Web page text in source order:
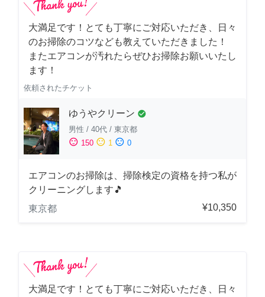
大満足です！とても丁寧にご対応いただき、日々
のお掃除のコツなども教えていただきました！
またエアコンが汚れたらぜひお掃除お願いいたし
ます！
依頼されたチケット
ゆうやクリーン check_circle
男性 / 40代 / 東京都
sentiment_satisfied 150 sentiment_neutral 1 sentiment_dissatisfied 0
エアコンのお掃除は、掃除検定の資格を持つ私が
クリーニングします🎵
東京都
¥10,350
大満足です！とても丁寧にご対応いただき、日々